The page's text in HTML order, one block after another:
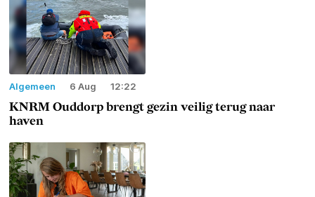
Algemeen 6 Aug 12:22
KNRM Ouddorp brengt gezin veilig terug naar
haven